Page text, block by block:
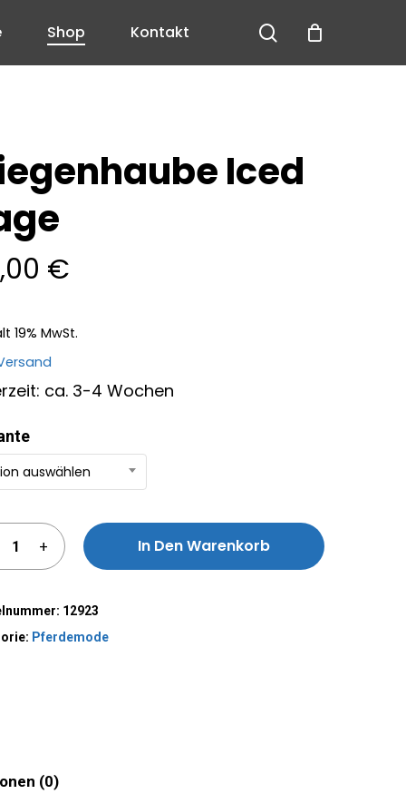
Shop Kontakt search
Iced
€
19% MwSt.
ca. 3-4 Wochen
auswählen
In Den Warenkorb
12923
Pferdemode
(0)